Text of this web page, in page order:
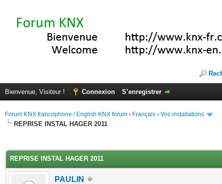
Bienvenue, Visiteur ! Connexion S’enregistrer
Forum KNX francophone / English KNX forum › Français › Vos installations
REPRISE INSTAL HAGER 2011
REPRISE INSTAL HAGER 2011
PAULIN